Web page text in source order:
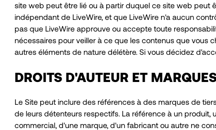
site web peut être lié ou à partir duquel ce site web peut
indépendant de LiveWire, et que LiveWire n'a aucun
pas que LiveWire approuve ou accepte toute
nécessaires pour veiller à ce que les contenus que vous
autres éléments de nature délétère. Si vous décidez
DROITS D'AUTEUR ET
Le Site peut inclure des références à des marques de
de leurs détenteurs respectifs. La référence à un
commercial, d'une marque, d'un fabricant ou autre ne